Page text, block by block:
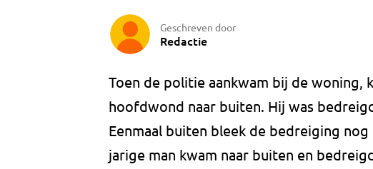
Geschreven door
Redactie
Toen de politie aankwam bij de woning,
hoofdwond naar buiten. Hij was
Eenmaal buiten bleek de bedreiging
jarige man kwam naar buiten en